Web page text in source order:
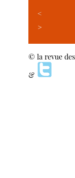
<
>
© la revue
&